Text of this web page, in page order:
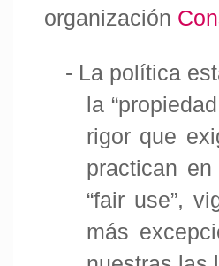
organización
- La política
la
rigor que
practican
“fair use”,
más